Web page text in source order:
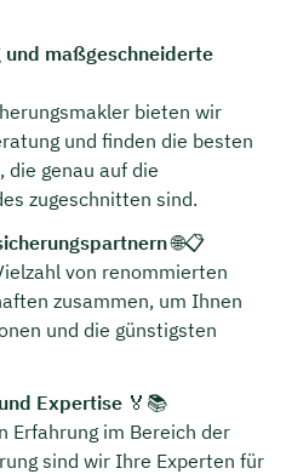
und maßgeschneiderte
bieten wir
und finden die besten
die genau auf die
zugeschnitten sind.
🌐📋
von renommierten
zusammen, um Ihnen
und die günstigsten
Expertise 🏅📚
Erfahrung im Bereich der
sind wir Ihre Experten für
Wunschtermin: